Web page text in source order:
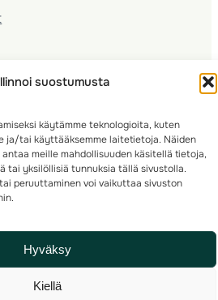
suostumusta
käytämme teknologioita, kuten
ja/tai käyttääksemme laitetietoja. Näiden
meille mahdollisuuden käsitellä tietoja,
tai yksilöllisiä tunnuksia tällä sivustolla.
peruuttaminen voi vaikuttaa sivuston
Hyväksy
Kiellä
· Valimotie 10, 00380 Helsinki, Finland
asiat: rastilippu(a)suunnistusliitto.fi
RSS